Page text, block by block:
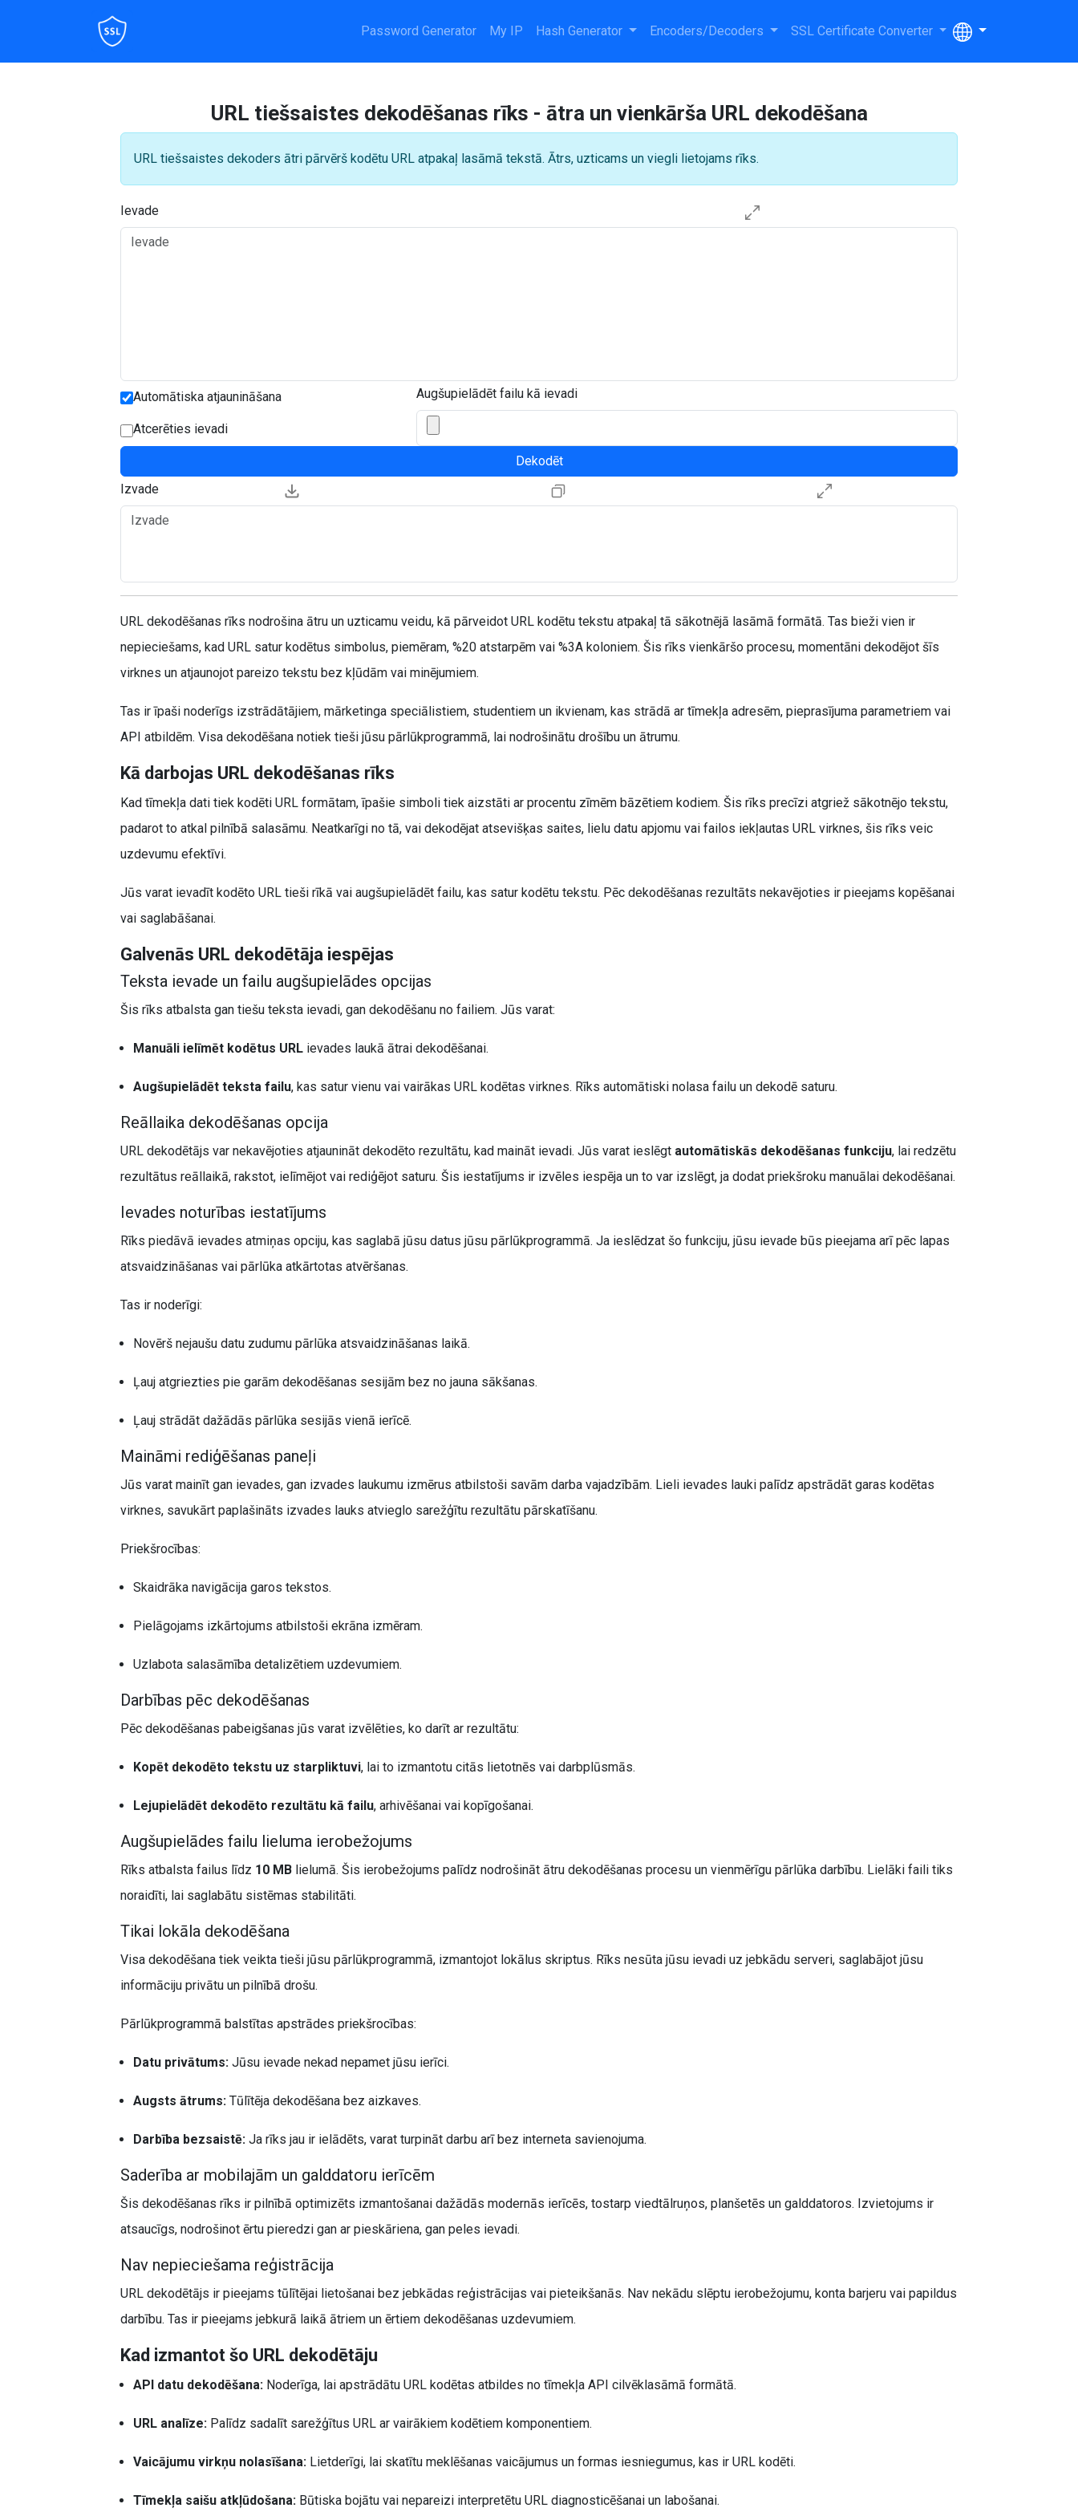
Password Generator My IP Hash Generator Encoders/Decoders SSL Certificate Converter
URL tiešsaistes dekodēšanas rīks - ātra un vienkārša URL dekodēšana
URL tiešsaistes dekoders ātri pārvērš kodētu URL atpakaļ lasāmā tekstā. Ātrs, uzticams un viegli lietojams rīks.
Ievade
Automātiska atjaunināšana
Atcerēties ievadi
Augšupielādēt failu kā ievadi
Dekodēt
Izvade
URL dekodēšanas rīks nodrošina ātru un uzticamu veidu, kā pārveidot URL kodētu tekstu atpakaļ tā sākotnējā lasāmā formātā. Tas bieži vien ir
nepieciešams, kad URL satur kodētus simbolus, piemēram, %20 atstarpēm vai %3A koloniem. Šis rīks vienkāršo procesu, momentāni dekodējot šīs
virknes un atjaunojot pareizo tekstu bez kļūdām vai minējumiem.
Tas ir īpaši noderīgs izstrādātājiem, mārketinga speciālistiem, studentiem un ikvienam, kas strādā ar tīmekļa adresēm, pieprasījuma parametriem vai
API atbildēm. Visa dekodēšana notiek tieši jūsu pārlūkprogrammā, lai nodrošinātu drošību un ātrumu.
Kā darbojas URL dekodēšanas rīks
Kad tīmekļa dati tiek kodēti URL formātam, īpašie simboli tiek aizstāti ar procentu zīmēm bāzētiem kodiem. Šis rīks precīzi atgriež sākotnējo tekstu,
padarot to atkal pilnībā salasāmu. Neatkarīgi no tā, vai dekodējat atsevišķas saites, lielu datu apjomu vai failos iekļautas URL virknes, šis rīks veic
uzdevumu efektīvi.
Jūs varat ievadīt kodēto URL tieši rīkā vai augšupielādēt failu, kas satur kodētu tekstu. Pēc dekodēšanas rezultāts nekavējoties ir pieejams kopēšanai
vai saglabāšanai.
Galvenās URL dekodētāja iespējas
Teksta ievade un failu augšupielādes opcijas
Šis rīks atbalsta gan tiešu teksta ievadi, gan dekodēšanu no failiem. Jūs varat:
Manuāli ielīmēt kodētus URL ievades laukā ātrai dekodēšanai.
Augšupielādēt teksta failu, kas satur vienu vai vairākas URL kodētas virknes. Rīks automātiski nolasa failu un dekodē saturu.
Reāllaika dekodēšanas opcija
URL dekodētājs var nekavējoties atjaunināt dekodēto rezultātu, kad maināt ievadi. Jūs varat ieslēgt automātiskās dekodēšanas funkciju, lai redzētu
rezultātus reāllaikā, rakstot, ielīmējot vai rediģējot saturu. Šis iestatījums ir izvēles iespēja un to var izslēgt, ja dodat priekšroku manuālai dekodēšanai.
Ievades noturības iestatījums
Rīks piedāvā ievades atmiņas opciju, kas saglabā jūsu datus jūsu pārlūkprogrammā. Ja ieslēdzat šo funkciju, jūsu ievade būs pieejama arī pēc lapas
atsvaidzināšanas vai pārlūka atkārtotas atvēršanas.
Tas ir noderīgi:
Novērš nejaušu datu zudumu pārlūka atsvaidzināšanas laikā.
Ļauj atgriezties pie garām dekodēšanas sesijām bez no jauna sākšanas.
Ļauj strādāt dažādās pārlūka sesijās vienā ierīcē.
Maināmi rediģēšanas paneļi
Jūs varat mainīt gan ievades, gan izvades laukumu izmērus atbilstoši savām darba vajadzībām. Lieli ievades lauki palīdz apstrādāt garas kodētas
virknes, savukārt paplašināts izvades lauks atvieglo sarežģītu rezultātu pārskatīšanu.
Priekšrocības:
Skaidrāka navigācija garos tekstos.
Pielāgojams izkārtojums atbilstoši ekrāna izmēram.
Uzlabota salasāmība detalizētiem uzdevumiem.
Darbības pēc dekodēšanas
Pēc dekodēšanas pabeigšanas jūs varat izvēlēties, ko darīt ar rezultātu:
Kopēt dekodēto tekstu uz starpliktuvi, lai to izmantotu citās lietotnēs vai darbplūsmās.
Lejupielādēt dekodēto rezultātu kā failu, arhivēšanai vai kopīgošanai.
Augšupielādes failu lieluma ierobežojums
Rīks atbalsta failus līdz 10 MB lielumā. Šis ierobežojums palīdz nodrošināt ātru dekodēšanas procesu un vienmērīgu pārlūka darbību. Lielāki faili tiks
noraidīti, lai saglabātu sistēmas stabilitāti.
Tikai lokāla dekodēšana
Visa dekodēšana tiek veikta tieši jūsu pārlūkprogrammā, izmantojot lokālus skriptus. Rīks nesūta jūsu ievadi uz jebkādu serveri, saglabājot jūsu
informāciju privātu un pilnībā drošu.
Pārlūkprogrammā balstītas apstrādes priekšrocības:
Datu privātums: Jūsu ievade nekad nepamet jūsu ierīci.
Augsts ātrums: Tūlītēja dekodēšana bez aizkaves.
Darbība bezsaistē: Ja rīks jau ir ielādēts, varat turpināt darbu arī bez interneta savienojuma.
Saderība ar mobilajām un galddatoru ierīcēm
Šis dekodēšanas rīks ir pilnībā optimizēts izmantošanai dažādās modernās ierīcēs, tostarp viedtālruņos, planšetēs un galddatoros. Izvietojums ir
atsaucīgs, nodrošinot ērtu pieredzi gan ar pieskāriena, gan peles ievadi.
Nav nepieciešama reģistrācija
URL dekodētājs ir pieejams tūlītējai lietošanai bez jebkādas reģistrācijas vai pieteikšanās. Nav nekādu slēptu ierobežojumu, konta barjeru vai papildus
darbību. Tas ir pieejams jebkurā laikā ātriem un ērtiem dekodēšanas uzdevumiem.
Kad izmantot šo URL dekodētāju
API datu dekodēšana: Noderīga, lai apstrādātu URL kodētas atbildes no tīmekļa API cilvēklasāmā formātā.
URL analīze: Palīdz sadalīt sarežģītus URL ar vairākiem kodētiem komponentiem.
Vaicājumu virkņu nolasīšana: Lietderīgi, lai skatītu meklēšanas vaicājumus un formas iesniegumus, kas ir URL kodēti.
Tīmekļa saišu atkļūdošana: Būtiska bojātu vai nepareizi interpretētu URL diagnosticēšanai un labošanai.